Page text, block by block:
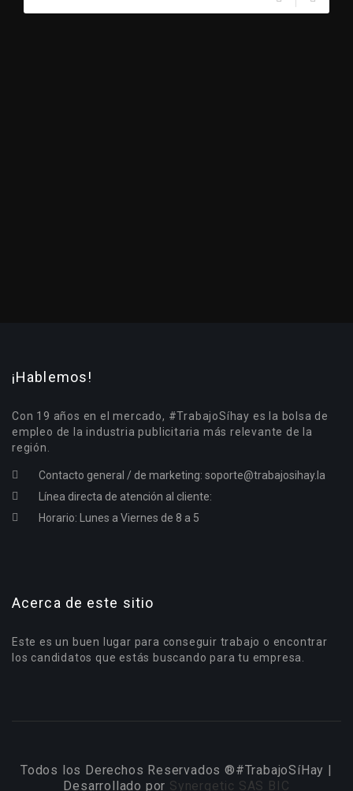
¡Hablemos!
Con 19 años en el mercado, #TrabajoSíhay es la bolsa de
empleo de la industria publicitaria más relevante de la
región.
Contacto general / de marketing: soporte@trabajosihay.la
Línea directa de atención al cliente:
Horario: Lunes a Viernes de 8 a 5
Acerca de este sitio
Este es un buen lugar para conseguir trabajo o encontrar
los candidatos que estás buscando para tu empresa.
Todos los Derechos Reservados ®#TrabajoSíHay |
Desarrollado por Synergetic SAS BIC